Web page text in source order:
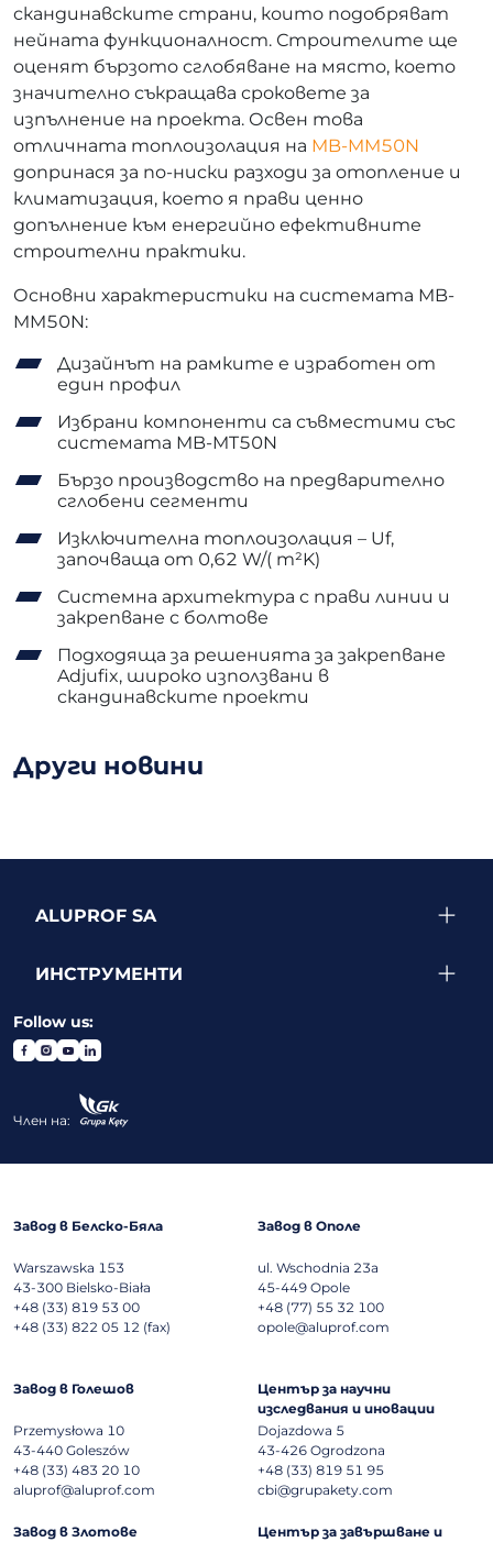
скандинавските страни, които подобряват
нейната функционалност. Строителите ще
оценят бързото сглобяване на място, което
значително съкращава сроковете за
изпълнение на проекта. Освен това
отличната топлоизолация на MB-MM50N
допринася за по-ниски разходи за отопление и
климатизация, което я прави ценно
допълнение към енергийно ефективните
строителни практики.
Основни характеристики на системата MB-
MM50N:
Дизайнът на рамките е изработен от
един профил
Избрани компоненти са съвместими със
системата MB-MT50N
Бързо производство на предварително
сглобени сегменти
Изключителна топлоизолация – Uf,
започваща от 0,62 W/( m²K)
Системна архитектура с прави линии и
закрепване с болтове
Подходяща за решенията за закрепване
Adjufix, широко използвани в
скандинавските проекти
Други новини
ALUPROF SA
ИНСТРУМЕНТИ
Follow us:
Член на:
Завод в Белско-Бяла
Warszawska 153
43-300 Bielsko-Biała
+48 (33) 819 53 00
+48 (33) 822 05 12 (fax)
Завод в Ополе
ul. Wschodnia 23a
45-449 Opole
+48 (77) 55 32 100
opole@aluprof.com
Завод в Голешов
Przemysłowa 10
43-440 Goleszów
+48 (33) 483 20 10
aluprof@aluprof.com
Център за научни
изследвания и иновации
Dojazdowa 5
43-426 Ogrodzona
+48 (33) 819 51 95
cbi@grupakety.com
Завод в Злотове Център за завършване и